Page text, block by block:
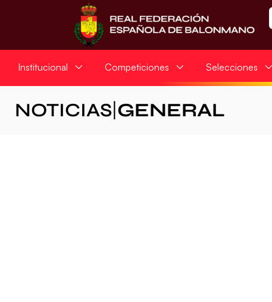
Institucional Competiciones Selecciones
NOTICIAS GENERAL